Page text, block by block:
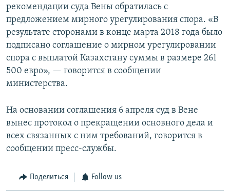
рекомендации суда Вены обратилась с
предложением мирного урегулирования спора. «В
результате сторонами в конце марта 2018 года было
подписано соглашение о мирном урегулировании
спора с выплатой Казахстану суммы в размере 261
500 евро», — говорится в сообщении
министерства.
На основании соглашения 6 апреля суд в Вене
вынес протокол о прекращении основного дела и
всех связанных с ним требований, говорится в
сообщении пресс-службы.
Поделиться Follow us